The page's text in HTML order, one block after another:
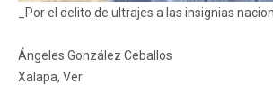
_Por el delito de ultrajes a las insignias
Ángeles González Ceballos
Xalapa, Ver